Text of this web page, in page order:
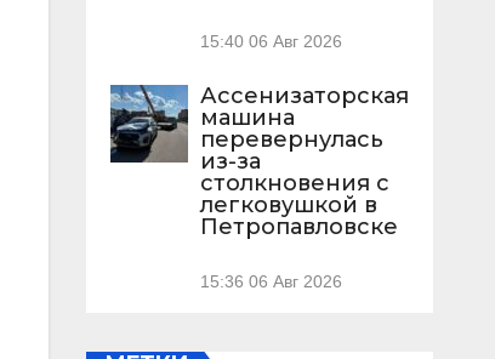
15:40 06 Авг 2026
Ассенизаторская
машина
перевернулась
из-за
столкновения с
легковушкой в
Петропавловске
15:36 06 Авг 2026